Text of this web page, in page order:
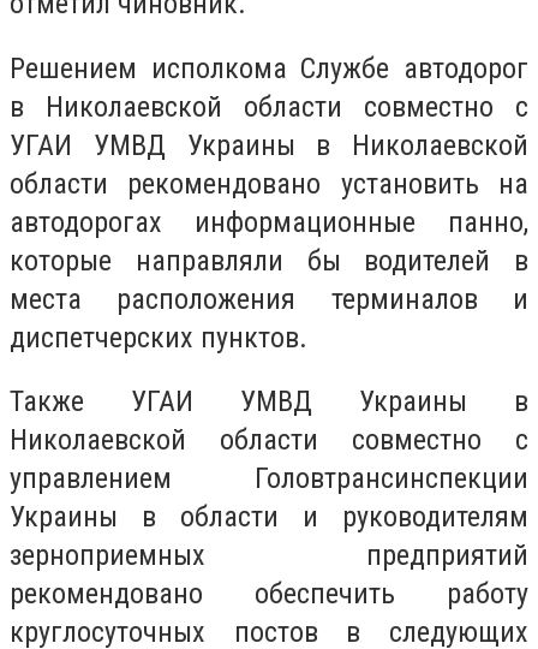
Решением исполкома Службе автодорог
в Николаевской области совместно с
УГАИ УМВД Украины в Николаевской
области рекомендовано установить на
автодорогах информационные панно,
которые направляли бы водителей в
места расположения терминалов и
диспетчерских пунктов.
Также УГАИ УМВД Украины в
Николаевской области совместно с
управлением Головтрансинспекции
Украины в области и руководителям
зерноприемных предприятий
рекомендовано обеспечить работу
круглосуточных постов в следующих